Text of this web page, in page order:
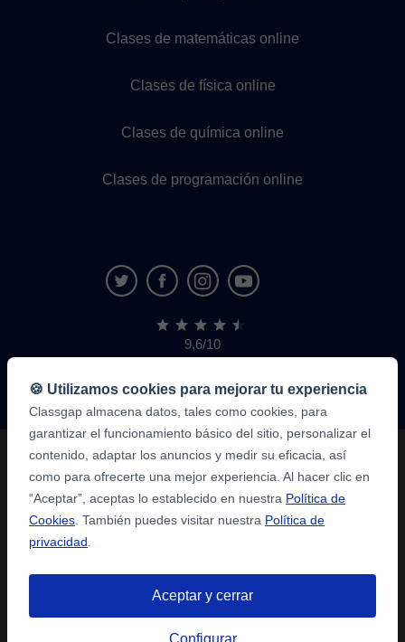
Clases de matemáticas online
Clases de física online
Clases de química online
Clases de programación online
9,6/10
1.339.284
de
alumnos
🍪 Utilizamos cookies para mejorar tu experiencia
Classgap almacena datos, tales como cookies, para
garantizar el funcionamiento básico del sitio, personalizar el
contenido, adaptar los anuncios y medir su eficacia, así
como para ofrecerte una mejor experiencia. Al hacer clic en
“Aceptar”, aceptas lo establecido en nuestra Política de
Cookies . También puedes visitar nuestra Política de
privacidad
Aceptar y cerrar
Configurar